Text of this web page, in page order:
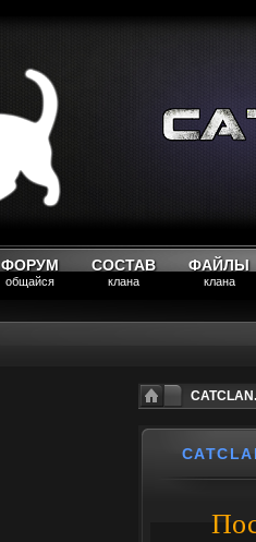
ФОРУМ
общайся
СОСТАВ
клана
ФАЙЛЫ
клана